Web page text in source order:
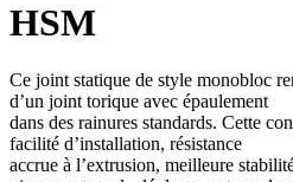
HSM
Ce joint statique de style monobloc
d’un joint torique avec épaulement
dans des rainures standards. Cette
facilité d’installation, résistance
accrue à l’extrusion, meilleure